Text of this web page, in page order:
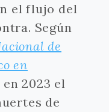
el flujo del
Según
de
en
en 2023 el
de